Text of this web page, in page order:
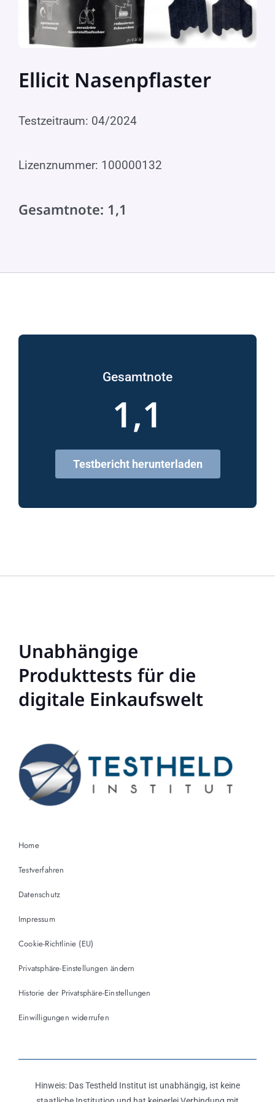
Ellicit Nasenpflaster
Testzeitraum: 04/2024
Lizenznummer: 100000132
Gesamtnote: 1,1
Gesamtnote
1,1
Testbericht herunterladen
Unabhängige
Produkttests für die
digitale Einkaufswelt
Home
Testverfahren
Datenschutz
Impressum
Cookie-Richtlinie (EU)
Privatsphäre-Einstellungen ändern
Historie der Privatsphäre-Einstellungen
Einwilligungen widerrufen
Hinweis: Das Testheld Institut ist unabhängig, ist keine